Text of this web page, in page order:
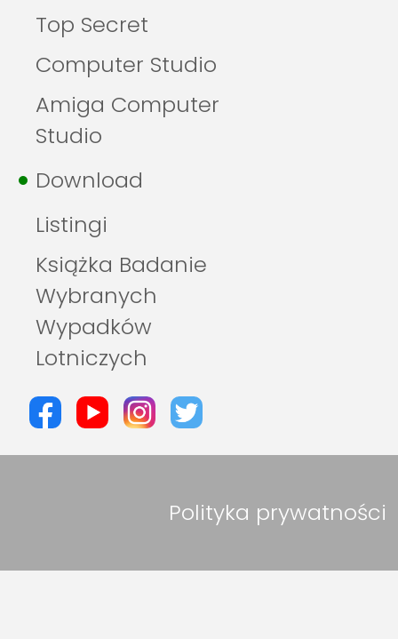
Top Secret
Computer Studio
Amiga Computer
Studio
Download
Listingi
Książka Badanie
Wybranych
Wypadków
Lotniczych
Polityka prywatności